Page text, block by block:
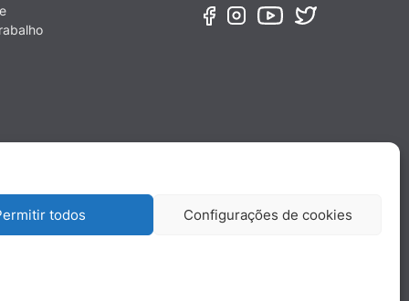
todos Configurações de cookies